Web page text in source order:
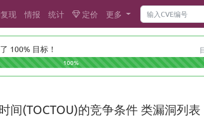
现 情报 统计 定价 更多
100% 目标！
100%
间(TOCTOU)的竞争条件 类漏洞列表